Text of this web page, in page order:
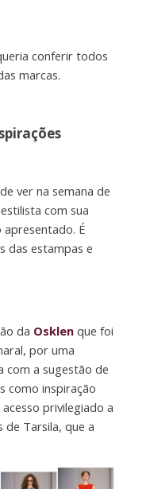
conferir todos
marcas.
ver na semana de
com sua
É
das estampas e
da Osklenque foi
por uma
com a sugestão de
como inspiração
privilegiado a
de Tarsila, que a